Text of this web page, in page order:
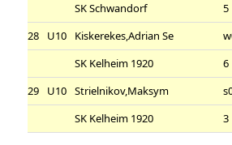
SK Schwandorf
5
28
U10 Kiskerekes,Adrian Se
SK Kelheim 1920
6
29
U10 Strielnikov,Maksym
SK Kelheim 1920
3